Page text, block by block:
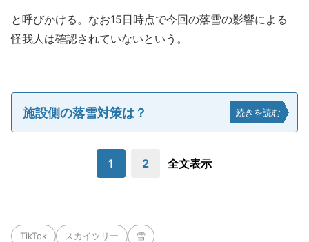
と呼びかける。なお15日時点で今回の落雪の影響による
怪我人は確認されていないという。
施設側の落雪対策は？ 続きを読む
1 2 全文表示
TikTok スカイツリー 雪